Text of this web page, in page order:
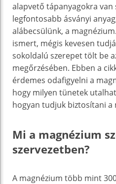
alapvető tápanyagokra van
legfontosabb ásványi
alábecsülünk, a
ismert, mégis kevesen
sokoldalú szerepet tölt be
megőrzésében. Ebben a
érdemes odafigyelni a
hogy milyen tünetek
hogyan tudjuk biztosítani a
Mi a magnézium
szervezetben?
A magnézium több mint